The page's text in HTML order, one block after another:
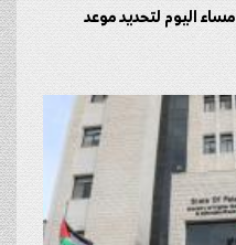
اليوم لتحديد موعد